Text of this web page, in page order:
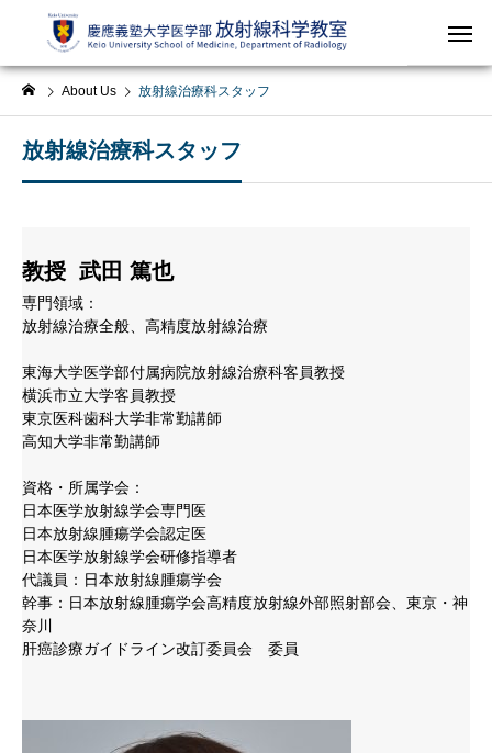
About Us 放射線治療科スタッフ
放射線治療科スタッフ
教授 武田 篤也
専門領域：
放射線治療全般、高精度放射線治療
東海大学医学部付属病院放射線治療科客員教授
横浜市立大学客員教授
東京医科歯科大学非常勤講師
高知大学非常勤講師
資格・所属学会：
日本医学放射線学会専門医
日本放射線腫瘍学会認定医
日本医学放射線学会研修指導者
代議員：日本放射線腫瘍学会
幹事：日本放射線腫瘍学会高精度放射線外部照射部会、東京・神
奈川
肝癌診療ガイドライン改訂委員会 委員